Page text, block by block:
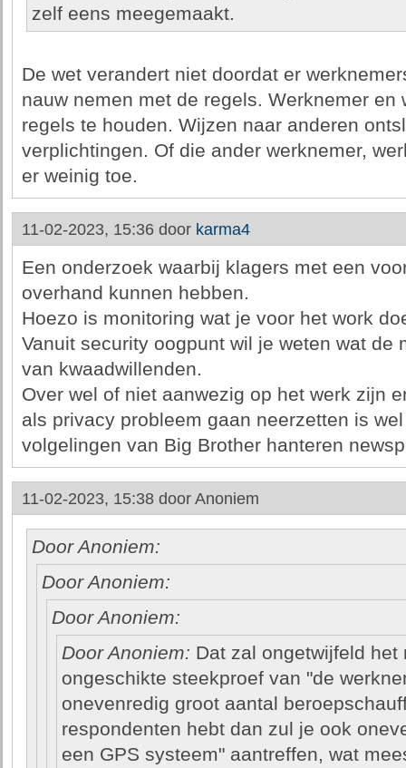
zelf eens meegemaakt.
De wet verandert niet doordat er
nauw nemen met de regels. Werknemer en
regels te houden. Wijzen naar anderen
verplichtingen. Of die ander werknemer,
er weinig toe.
11-02-2023, 15:36 door karma4
Een onderzoek waarbij klagers met een
overhand kunnen hebben.
Hoezo is monitoring wat je voor het work
Vanuit security oogpunt wil je weten wat de
van kwaadwillenden.
Over wel of niet aanwezig op het werk zijn
als privacy probleem gaan neerzetten is
volgelingen van Big Brother hanteren
11-02-2023, 15:38 door Anoniem
Door Anoniem:
Door Anoniem:
Door Anoniem:
Door Anoniem: Dat zal ongetwijfeld
ongeschikte steekproef van "de
onevenredig groot aantal
respondenten hebt dan zul je ook
een GPS systeem" aantreffen, wat